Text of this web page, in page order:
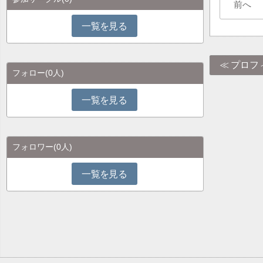
前へ
プロフ
一覧を見る
フォロー(0人)
一覧を見る
フォロワー(0人)
一覧を見る